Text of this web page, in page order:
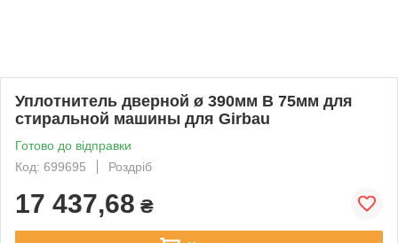
Уплотнитель дверной ø 390мм В 75мм для
стиральной машины для Girbau
Готово до відправки
Код: 699695
Роздріб
17 437,68 ₴